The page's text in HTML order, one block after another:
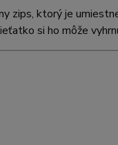
ktorý je
si ho môže